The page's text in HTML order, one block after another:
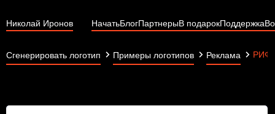
Николай Иронов НачатьБлогПартнерыВ подарокПоддержка
Сгенерировать логотип Примеры логотипов Реклама РИФ